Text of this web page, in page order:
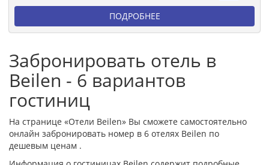
ПОДРОБНЕЕ
Забронировать отель в
Beilen - 6 вариантов
гостиниц
На странице «Отели Beilen» Вы сможете самостоятельно
онлайн забронировать номер в 6 отелях Beilen по
дешевым ценам .